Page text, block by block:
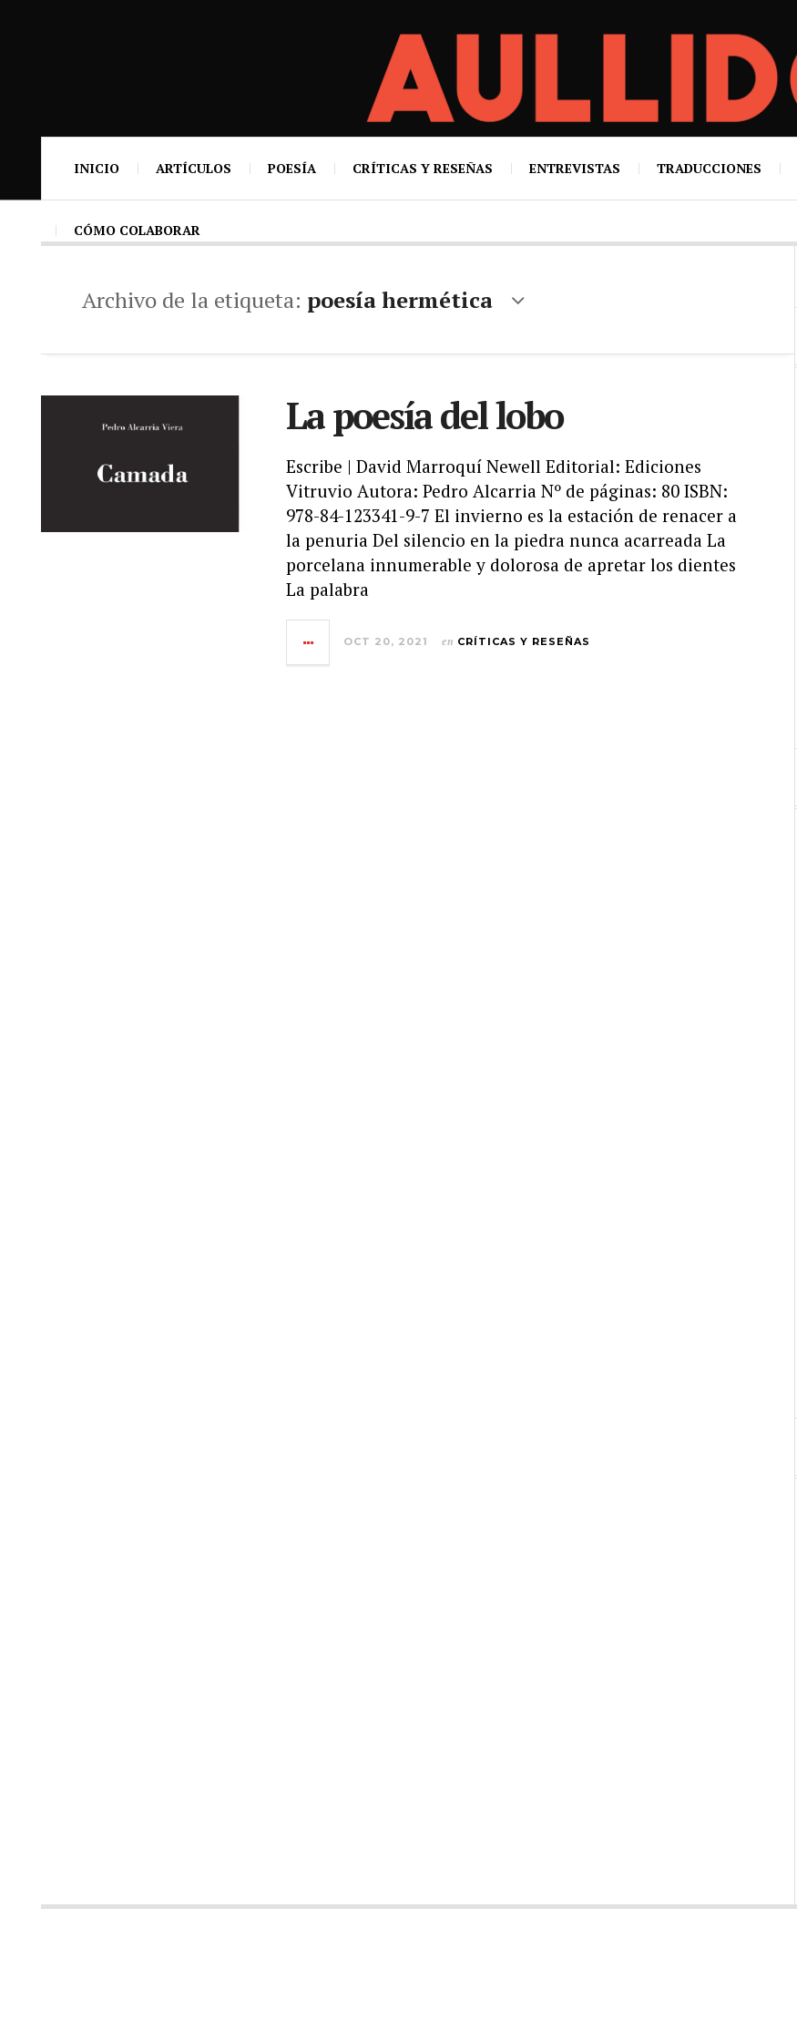
INICIO ARTÍCULOS POESÍA CRÍTICAS Y RESEÑAS ENTREVISTAS TRADUCCIONES
CÓMO COLABORAR
Archivo de la etiqueta: poesía hermética
La poesía del lobo
Escribe | David Marroquí Newell Editorial: Ediciones
Vitruvio Autora: Pedro Alcarria Nº de páginas: 80 ISBN:
978-84-123341-9-7 El invierno es la estación de renacer a
la penuria Del silencio en la piedra nunca acarreada La
porcelana innumerable y dolorosa de apretar los dientes
La palabra
OCT 20, 2021 en CRÍTICAS Y RESEÑAS